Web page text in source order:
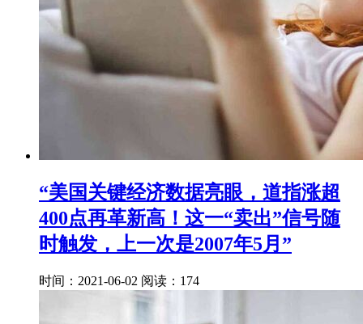
“美国关键经济数据亮眼，道指涨超
400点再革新高！这一“卖出”信号随
时触发，上一次是2007年5月”
时间：2021-06-02 阅读：174